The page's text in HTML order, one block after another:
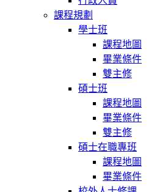
課程規劃
學士班
課程地圖
畢業條件
雙主修
碩士班
課程地圖
畢業條件
雙主修
碩士在職專班
課程地圖
畢業條件